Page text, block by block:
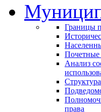
Границы
Почетные
Анализ
права